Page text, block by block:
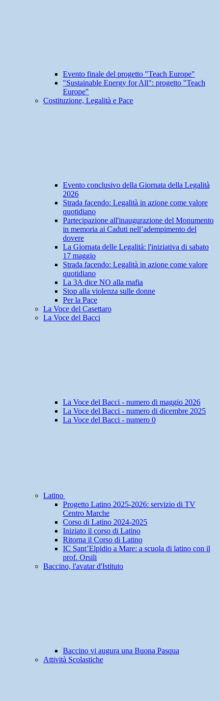
Evento finale del progetto "Teach Europe"
"Sustainable Energy for All": progetto "Teach
Europe"
Costituzione, Legalità e Pace
Evento conclusivo della Giornata della Legalità
2026
Strada facendo: Legalità in azione come valore
quotidiano
Partecipazione all'inaugurazione del Monumento
in memoria ai Caduti nell’adempimento del
dovere
La Giornata delle Legalità: l'iniziativa di sabato
17 maggio
Strada facendo: Legalità in azione come valore
quotidiano
La 3A dice NO alla mafia
Stop alla violenza sulle donne
Per la Pace
La Voce del Casettaro
La Voce del Bacci
La Voce del Bacci - numero di maggio 2026
La Voce del Bacci - numero di dicembre 2025
La Voce del Bacci - numero 0
Latino
Progetto Latino 2025-2026: servizio di TV
Centro Marche
Corso di Latino 2024-2025
Iniziato il corso di Latino
Ritorna il Corso di Latino
IC Sant’Elpidio a Mare: a scuola di latino con il
prof. Orsili
Baccino, l'avatar d'Istituto
Baccino vi augura una Buona Pasqua
Attività Scolastiche